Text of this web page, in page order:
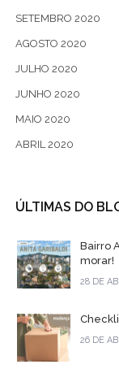
SETEMBRO 2020
AGOSTO 2020
JULHO 2020
JUNHO 2020
MAIO 2020
ABRIL 2020
ÚLTIMAS DO
Bairro
morar!
28 DE
26 DE